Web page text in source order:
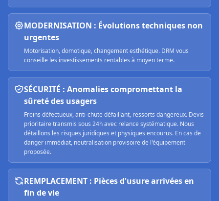
MODERNISATION : Évolutions techniques non
urgentes
Motorisation, domotique, changement esthétique. DRM vous
conseille les investissements rentables à moyen terme.
SÉCURITÉ : Anomalies compromettant la
sûreté des usagers
Freins défectueux, anti-chute défaillant, ressorts dangereux. Devis
prioritaire transmis sous 24h avec relance systématique. Nous
détaillons les risques juridiques et physiques encourus. En cas de
danger immédiat, neutralisation provisoire de l'équipement
proposée.
REMPLACEMENT : Pièces d'usure arrivées en
fin de vie